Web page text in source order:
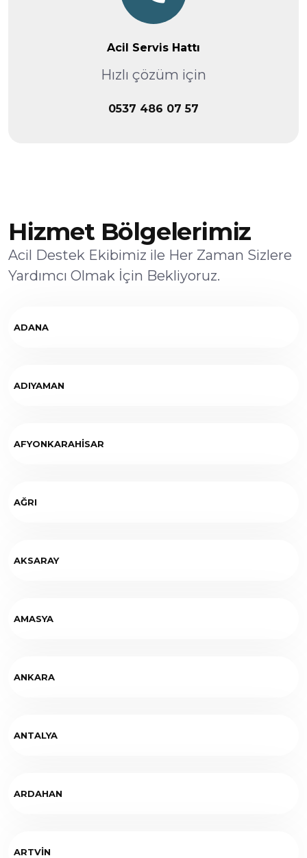
Acil Servis Hattı
Hızlı çözüm için
0537 486 07 57
Hizmet Bölgelerimiz
Acil Destek Ekibimiz ile Her Zaman Sizlere
Yardımcı Olmak İçin Bekliyoruz.
ADANA
ADIYAMAN
AFYONKARAHİSAR
AĞRI
AKSARAY
AMASYA
ANKARA
ANTALYA
ARDAHAN
ARTVİN